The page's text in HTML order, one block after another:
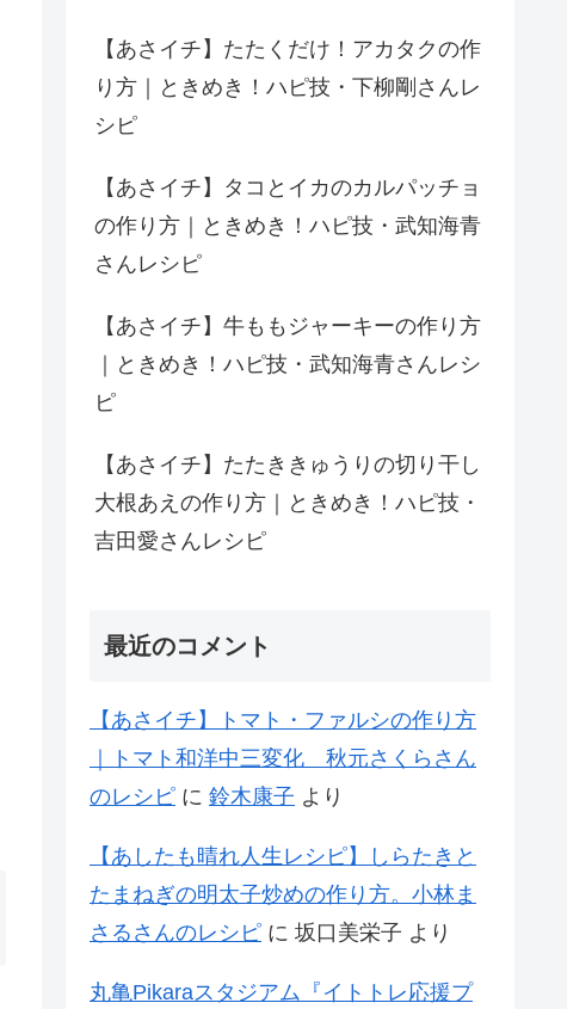
【あさイチ】たたくだけ！アカタクの作
り方｜ときめき！ハピ技・下柳剛さんレ
シピ
【あさイチ】タコとイカのカルパッチョ
の作り方｜ときめき！ハピ技・武知海青
さんレシピ
【あさイチ】牛ももジャーキーの作り方
｜ときめき！ハピ技・武知海青さんレシ
ピ
【あさイチ】たたききゅうりの切り干し
大根あえの作り方｜ときめき！ハピ技・
吉田愛さんレシピ
最近のコメント
【あさイチ】トマト・ファルシの作り方
｜トマト和洋中三変化 秋元さくらさん
のレシピ に 鈴木康子 より
【あしたも晴れ人生レシピ】しらたきと
たまねぎの明太子炒めの作り方。小林ま
さるさんのレシピ に 坂口美栄子 より
丸亀Pikaraスタジアム『イトトレ応援プ